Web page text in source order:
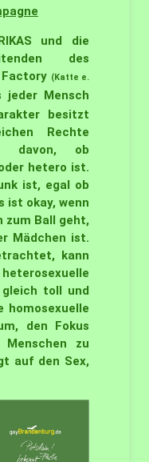
und die
des
(Katte e.
jeder Mensch
besitzt
Rechte
davon, ob
hetero ist.
ist, egal ob
ist okay, wenn
zum Ball geht,
Mädchen ist.
kann
gleich toll und
homosexuelle
den Fokus
zu
auf den Sex,